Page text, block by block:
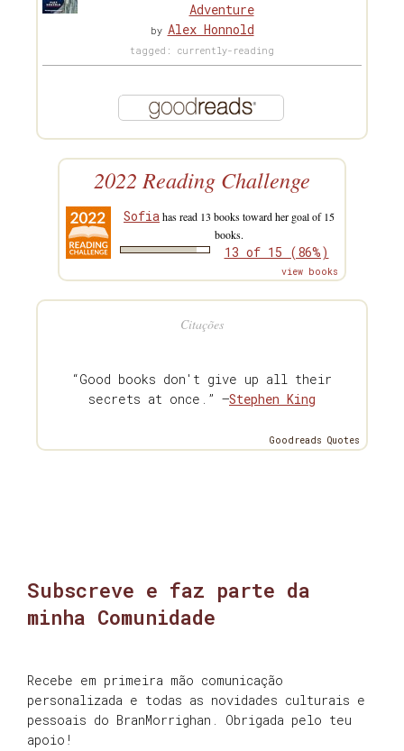
Adventure
by Alex Honnold
tagged: currently-reading
2022 Reading Challenge
Sofiahas read 13 books toward her goal of 15
books.
13 of 15 (86%)
view books
Citações
“Good books don't give up all their
secrets at once.” —Stephen King
Goodreads Quotes
Subscreve e faz parte da
minha Comunidade
Recebe em primeira mão comunicação
personalizada e todas as novidades culturais e
pessoais do BranMorrighan. Obrigada pelo teu
apoio!